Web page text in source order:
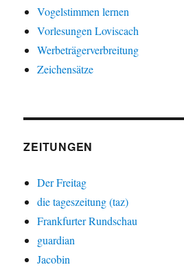
Vogelstimmen lernen
Vorlesungen Loviscach
Werbeträgerverbreitung
Zeichensätze
ZEITUNGEN
Der Freitag
die tageszeitung (taz)
Frankfurter Rundschau
guardian
Jacobin